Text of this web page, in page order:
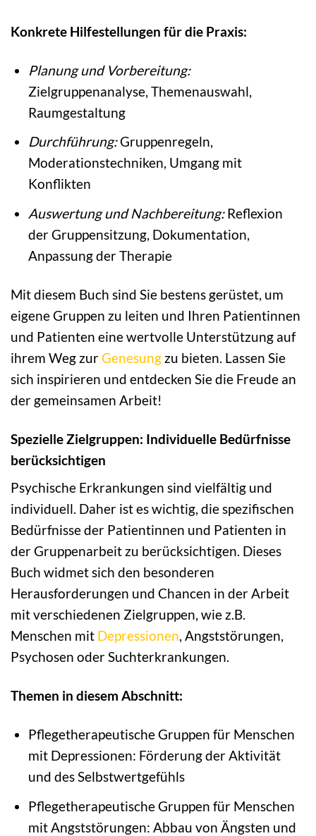
Konkrete Hilfestellungen für die Praxis:
Planung und Vorbereitung:
Zielgruppenanalyse, Themenauswahl,
Raumgestaltung
Durchführung:Gruppenregeln,
Moderationstechniken, Umgang mit
Konflikten
Auswertung und Nachbereitung:Reflexion
der Gruppensitzung, Dokumentation,
Anpassung der Therapie
Mit diesem Buch sind Sie bestens gerüstet, um
eigene Gruppen zu leiten und Ihren Patientinnen
und Patienten eine wertvolle Unterstützung auf
ihrem Weg zurGenesung zu bieten. Lassen Sie
sich inspirieren und entdecken Sie die Freude an
der gemeinsamen Arbeit!
Spezielle Zielgruppen: Individuelle Bedürfnisse
berücksichtigen
Psychische Erkrankungen sind vielfältig und
individuell. Daher ist es wichtig, die spezifischen
Bedürfnisse der Patientinnen und Patienten in
der Gruppenarbeit zu berücksichtigen. Dieses
Buch widmet sich den besonderen
Herausforderungen und Chancen in der Arbeit
mit verschiedenen Zielgruppen, wie z.B.
Menschen mit Depressionen, Angststörungen,
Psychosen oder Suchterkrankungen.
Themen in diesem Abschnitt:
Pflegetherapeutische Gruppen für Menschen
mit Depressionen: Förderung der Aktivität
und des Selbstwertgefühls
Pflegetherapeutische Gruppen für Menschen
mit Angststörungen: Abbau von Ängsten und